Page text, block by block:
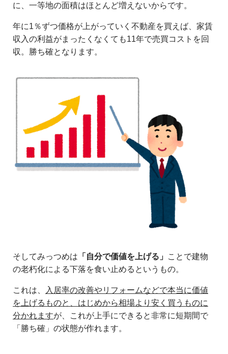
に、一等地の面積はほとんど増えないからです。
年に1％ずつ価格が上がっていく不動産を買えば、家賃
収入の利益がまったくなくても11年で売買コストを回
収。勝ち確となります。
そしてみっつめは 「自分で価値を上げる」 ことで建物
の老朽化による下落を食い止めるというもの。
これは、
入居率の改善やリフォームなどで本当に価値
を上げるものと、はじめから相場より安く買うものに
分かれますが、これが上手にできると非常に短期間で
「勝ち確」の状態が作れます。